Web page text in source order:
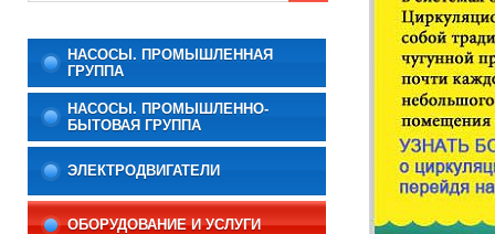
НАСОСЫ. ПРОМЫШЛЕННАЯ
ГРУППА
НАСОСЫ. ПРОМЫШЛЕННО-
БЫТОВАЯ ГРУППА
ЭЛЕКТРОДВИГАТЕЛИ
ОБОРУДОВАНИЕ И УСЛУГИ